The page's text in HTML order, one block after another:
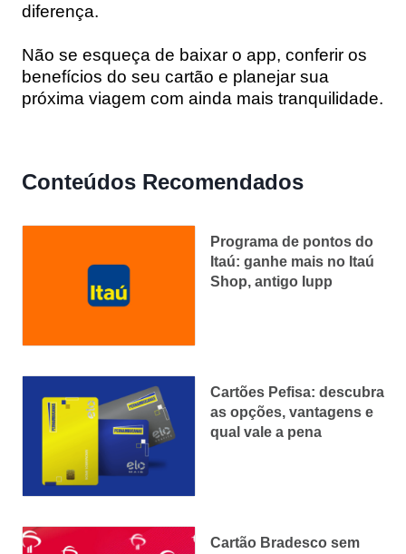
diferença.
Não se esqueça de baixar o app, conferir os
benefícios do seu cartão e planejar sua
próxima viagem com ainda mais tranquilidade.
Conteúdos Recomendados
Programa de pontos do
Itaú: ganhe mais no Itaú
Shop, antigo Iupp
Cartões Pefisa: descubra
as opções, vantagens e
qual vale a pena
Cartão Bradesco sem